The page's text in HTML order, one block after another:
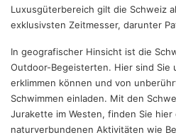
Luxusgüterbereich gilt die Schweiz
exklusivsten Zeitmesser, darunter
In geografischer Hinsicht ist die
Outdoor-Begeisterten. Hier sind Sie
erklimmen können und von
Schwimmen einladen. Mit den
Jurakette im Westen, finden Sie
naturverbundenen Aktivitäten wie